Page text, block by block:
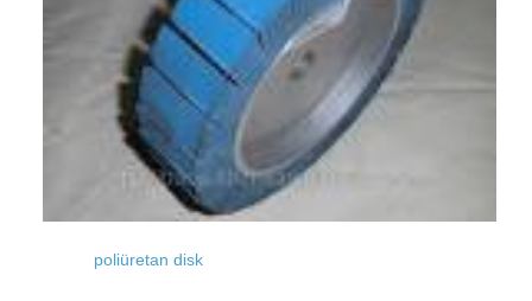
poliüretan disk